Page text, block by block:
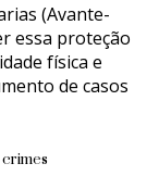
(Avante-
essa proteção
física e
de casos